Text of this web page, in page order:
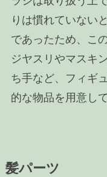
りは慣れていない
であったため、こ
ジヤスリやマスキ
ち手など、フィギ
的な物品を用意し
髪パーツ